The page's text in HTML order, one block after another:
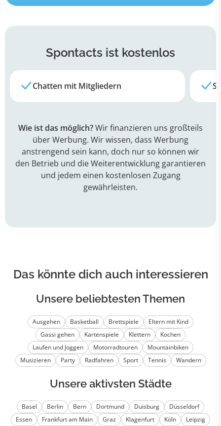
Spontacts ist kostenlos
Chatten mit Mitgliedern
Wie ist das möglich?Wir finanzieren uns großteils
über Werbung. Wir wissen, dass Werbung
anstrengend sein kann, doch nur so können wir
den Betrieb und die Weiterentwicklung garantieren
und jedem einen kostenlosen Zugang
gewährleisten.
Das könnte dich auch interessieren
Unsere beliebtesten Themen
Ausgehen Basketball Brettspiele
Eltern mit Kind
Gassi gehen
Kartenspiele Klettern
Kochen
Laufen und Joggen
Motorradtouren
Mountainbiken
Musizieren
Party Radfahren Sport Tennis Wandern
Unsere aktivsten Städte
Basel Berlin Bern Dortmund Duisburg
Düsseldorf
Essen
Frankfurt am Main Graz Klagenfurt Köln
Leipzig